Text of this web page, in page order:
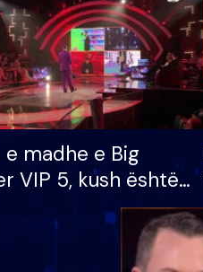
e madhe e Big
VIP 5, kush është
i parë që lë shtëpinë
mundësinë për
çmimin e madh